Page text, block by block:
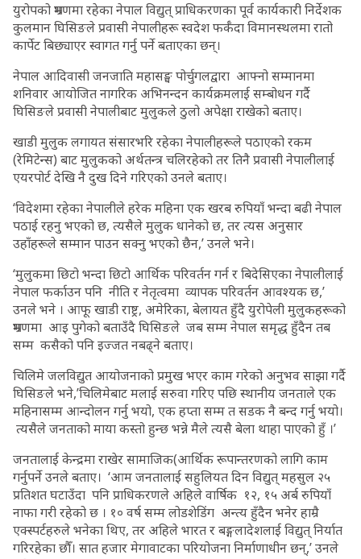
युरोपको भ्रमणमा रहेका नेपाल विद्युत् प्राधिकरणका पूर्व कार्यकारी निर्देशक
कुलमान घिसिङले प्रवासी नेपालीहरू स्वदेश फर्कँदा विमानस्थलमा रातो
कार्पेट बिछ्याएर स्वागत गर्नु पर्ने बताएका छन्।
नेपाल आदिवासी जनजाति महासङ्घ पोर्चुगलद्वारा आफ्नो सम्मानमा
शनिवार आयोजित नागरिक अभिनन्दन कार्यक्रमलाई सम्बोधन गर्दै
घिसिङले प्रवासी नेपालीबाट मुलुकले ठुलो अपेक्षा राखेको बताए।
खाडी मुलुक लगायत संसारभरि रहेका नेपालीहरूले पठाएको रकम
(रेमिटेन्स) बाट मुलुकको अर्थतन्त्र चलिरहेको तर तिनै प्रवासी नेपालीलाई
एयरपोर्ट देखि नै दुख दिने गरिएको उनले बताए।
‘विदेशमा रहेका नेपालीले हरेक महिना एक खरब रुपियाँ भन्दा बढी नेपाल
पठाई रहनु भएको छ, त्यसैले मुलुक धानेको छ, तर त्यस अनुसार
उहाँहरूले सम्मान पाउन सक्नु भएको छैन,’ उनले भने।
‘मुलुकमा छिटो भन्दा छिटो आर्थिक परिवर्तन गर्न र बिदेसिएका नेपालीलाई
नेपाल फर्काउन पनि नीति र नेतृत्वमा व्यापक परिवर्तन आवश्यक छ,’
उनले भने । आफू खाडी राष्ट्र, अमेरिका, बेलायत हुँदै युरोपेली मुलुकहरूको
भ्रमणमा आइ पुगेको बताउँदै घिसिङले जब सम्म नेपाल समृद्ध हुँदैन तब
सम्म कसैको पनि इज्जत नबढ्ने बताए।
चिलिमे जलविद्युत आयोजनाको प्रमुख भएर काम गरेको अनुभव साझा गर्दै
घिसिङले भने,’चिलिमेबाट मलाई सरुवा गरिए पछि स्थानीय जनताले एक
महिनासम्म आन्दोलन गर्नु भयो, एक हप्ता सम्म त सडक नै बन्द गर्नु भयो।
त्यसैले जनताको माया कस्तो हुन्छ भन्ने मैले त्यसै बेला थाहा पाएको हुँ ।’
जनतालाई केन्द्रमा राखेर सामाजिक(आर्थिक रूपान्तरणको लागि काम
गर्नुपर्ने उनले बताए। ‘आम जनतालाई सहुलियत दिन विद्युत् महसुल २५
प्रतिशत घटाउँदा पनि प्राधिकरणले अहिले वार्षिक १२, १५ अर्ब रुपियाँ
नाफा गरी रहेको छ । १० वर्ष सम्म लोडशेडिंग अन्त्य हुँदैन भनेर हाम्रै
एक्स्पर्टहरुले भनेका थिए, तर अहिले भारत र बङ्गलादेशलाई विद्युत् निर्यात
गरिरहेका छौँ। सात हजार मेगावाटका परियोजना निर्माणाधीन छन्,’ उनले